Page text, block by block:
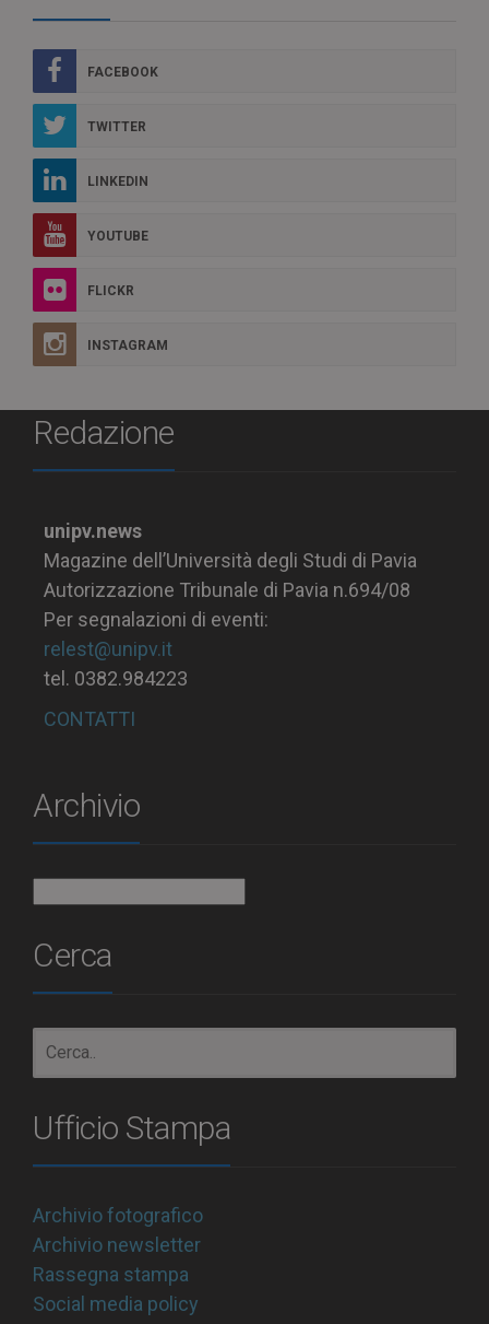
FACEBOOK
TWITTER
LINKEDIN
YOUTUBE
FLICKR
INSTAGRAM
Redazione
unipv.news
Magazine dell’Università degli Studi di Pavia
Autorizzazione Tribunale di Pavia n.694/08
Per segnalazioni di eventi:
relest@unipv.it
tel. 0382.984223
CONTATTI
Archivio
Cerca
Ufficio Stampa
Archivio fotografico
Archivio newsletter
Rassegna stampa
Social media policy